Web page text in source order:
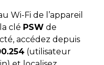
Wi-Fi de l’appareil
clé PSW de
accédez depuis
(utilisateur